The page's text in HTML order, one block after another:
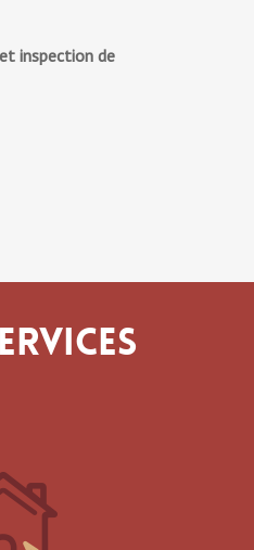
inspection de